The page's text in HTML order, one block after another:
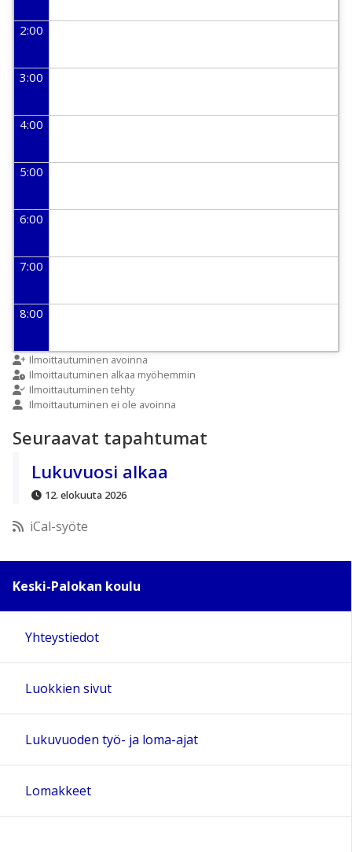
2:00
3:00
4:00
5:00
6:00
7:00
8:00
9:00
10:00
12:00
15:00
16:00
17:00
18:00
Ilmoittautuminen avoinna
Ilmoittautuminen alkaa myöhemmin
Ilmoittautuminen tehty
Ilmoittautuminen ei ole avoinna
Seuraavat tapahtumat
Lukuvuosi alkaa
12. elokuuta 2026
iCal-syöte
Keski-Palokan koulu
Yhteystiedot
Luokkien sivut
Lukuvuoden työ- ja loma-ajat
Lomakkeet